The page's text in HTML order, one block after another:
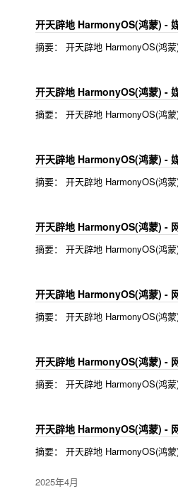
开天辟地 HarmonyOS(鸿蒙) -
摘要： 开天辟地 HarmonyOS(鸿
开天辟地 HarmonyOS(鸿蒙) -
摘要： 开天辟地 HarmonyOS(鸿
开天辟地 HarmonyOS(鸿蒙) -
摘要： 开天辟地 HarmonyOS(鸿
开天辟地 HarmonyOS(鸿蒙) -
摘要： 开天辟地 HarmonyOS(鸿
开天辟地 HarmonyOS(鸿蒙) -
摘要： 开天辟地 HarmonyOS(鸿
开天辟地 HarmonyOS(鸿蒙) -
摘要： 开天辟地 HarmonyOS(鸿
开天辟地 HarmonyOS(鸿蒙) -
摘要： 开天辟地 HarmonyOS(鸿
2025年4月